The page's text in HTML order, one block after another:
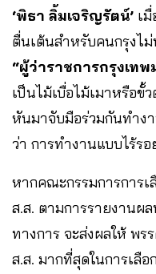
‘พิธา ลิ้มเจริญรัตน์’ เ
ตื่นเต้นสำหรับคนกรุงไ
“ผู้ว่าราชการกรุงเท
เป็นไม้เบื่อไม้เมาหรือขั้
หันมาจับมือร่วมกันทำง
ว่า การทำงานแบบไร้ร
หากคณะกรรมการการเ
ส.ส. ตามการรายงานผ
ทางการ จะส่งผลให้ พร
ส.ส. มากที่สุดในการเลื